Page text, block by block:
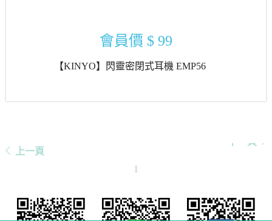
會員價 $ 99
【KINYO】閃靈密閉式耳機 EMP56
上一頁
1
下一頁